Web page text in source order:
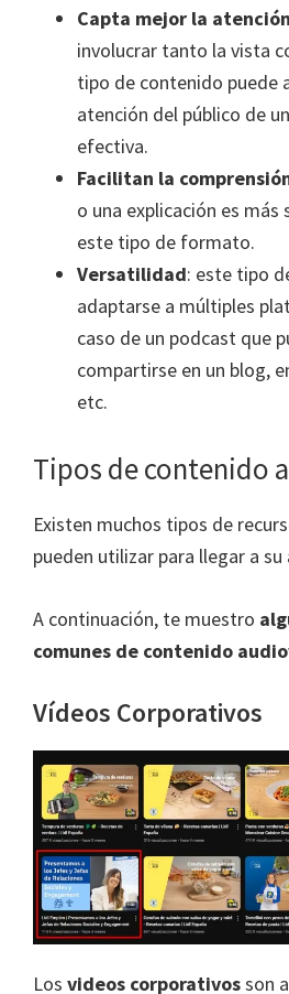
Capta mejor la
involucrar tanto la vista
tipo de contenido puede
atención del público de
efectiva.
Facilitan la
o una explicación es más
este tipo de formato.
Versatilidad: este tipo
adaptarse a múltiples
caso de un podcast que
compartirse en un blog,
etc.
Tipos de contenido
Existen muchos tipos de
pueden utilizar para llegar a su
A continuación, te muestro
comunes de contenido
Vídeos Corporativos
Los videos corporativosson